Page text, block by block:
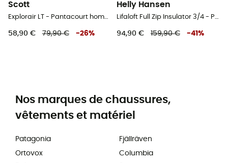
Scott
Explorair LT - Pantacourt homme
58,90 € 79,90 € -26%
Helly Hansen
Lifaloft Full Zip Insulator 3/4 - Pantacourt homme
94,90 € 159,90 € -41 %
Nos marques de chaussures,
vêtements et matériel
Patagonia
Ortovox
Fjällräven
Columbia